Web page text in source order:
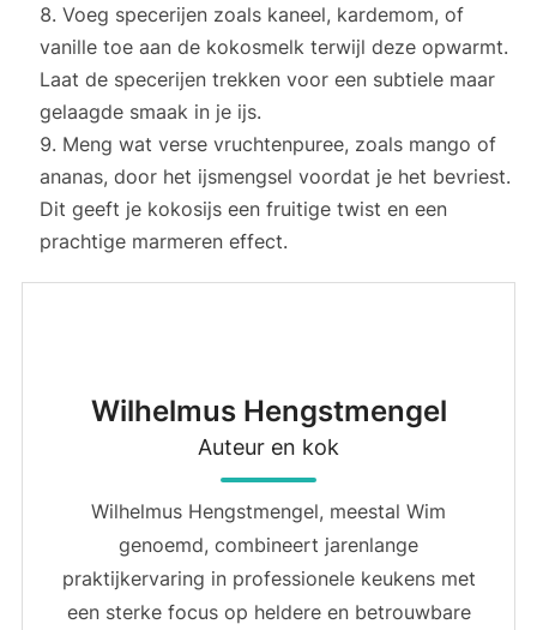
Voeg specerijen zoals kaneel, kardemom, of
vanille toe aan de kokosmelk terwijl deze opwarmt.
Laat de specerijen trekken voor een subtiele maar
gelaagde smaak in je ijs.
Meng wat verse vruchtenpuree, zoals mango of
ananas, door het ijsmengsel voordat je het bevriest.
Dit geeft je kokosijs een fruitige twist en een
prachtige marmeren effect.
Wilhelmus Hengstmengel
Auteur en kok
Wilhelmus Hengstmengel, meestal Wim
genoemd, combineert jarenlange
praktijkervaring in professionele keukens met
een sterke focus op heldere en betrouwbare